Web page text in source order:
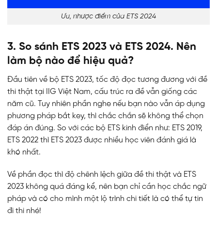
Ưu, nhược điểm của ETS 2024
3. So sánh ETS 2023 và ETS 2024. Nên
làm bộ nào để hiệu quả?
Đầu tiên về bộ ETS 2023, tốc độ đọc tương đương với đề
thi thật tại IIG Việt Nam, cấu trúc ra đề vẫn giống các
năm cũ. Tuy nhiên phần nghe nếu bạn nào vẫn áp dụng
phương pháp bắt key, thì chắc chắn sẽ không thể chọn
đáp án đúng. So với các bộ ETS kinh điển như: ETS 2019,
ETS 2022 thì ETS 2023 được nhiều học viên đánh giá là
khó nhất.
Về phần đọc thì độ chênh lệch giữa đề thi thật và ETS
2023 không quá đáng kể, nên bạn chỉ cần học chắc ngữ
pháp và có cho mình một lộ trình chi tiết là có thể tự tin
đi thi nhé!